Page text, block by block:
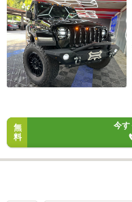
リア
無
料
今す